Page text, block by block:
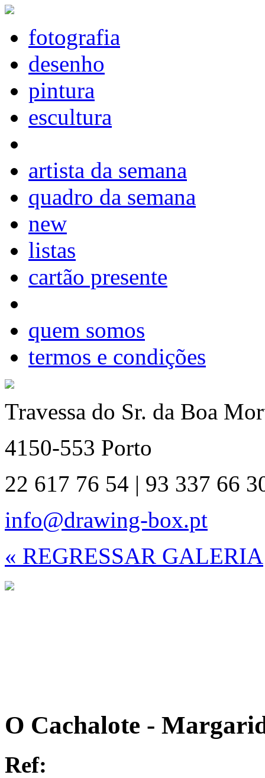
fotografia
desenho
pintura
escultura
artista da semana
quadro da semana
new
listas
cartão presente
quem somos
termos e condições
Travessa do Sr. da Boa
4150-553 Porto
22 617 76 54 | 93 337 66
info@drawing-box.pt
« REGRESSAR GALERIA
O Cachalote -
Ref: